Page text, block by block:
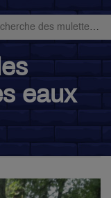
des mulettes dans les eaux du Thouet.
eaux